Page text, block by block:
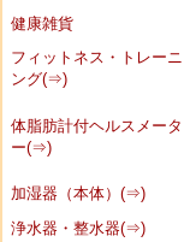
健康雑貨
フィットネス・トレーニ
ング(⇒)
体脂肪計付ヘルスメータ
ー(⇒)
加湿器（本体）(⇒)
浄水器・整水器(⇒)